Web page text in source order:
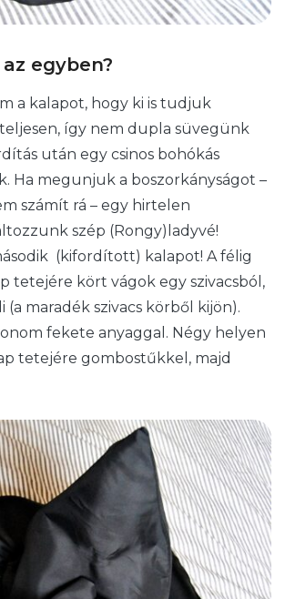
egyben?
a kalapot, hogy ki is tudjuk
így nem dupla süvegünk
után egy csinos bohókás
Ha megunjuk a boszorkányságot –
számít rá – egy hirtelen
szép (Rongy)ladyvé!
(kifordított) kalapot! A félig
tetejére kört vágok egy szivacsból,
maradék szivacs körből kijön).
fekete anyaggal. Négy helyen
tetejére gombostűkkel, majd